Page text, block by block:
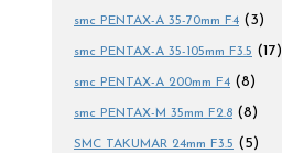
smc PENTAX-A 35-70mm F4 (3)
smc PENTAX-A 35-105mm F3.5 (17)
smc PENTAX-A 200mm F4 (8)
smc PENTAX-M 35mm F2.8 (8)
SMC TAKUMAR 24mm F3.5 (5)